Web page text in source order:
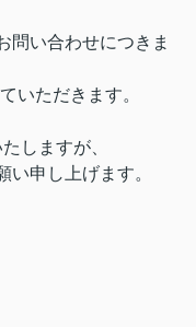
問い合わせにつきま
いただきます。
しますが、
申し上げます。